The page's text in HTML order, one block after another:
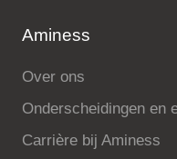
Aminess
Over ons
Onderscheidingen en
Carrière bij Aminess